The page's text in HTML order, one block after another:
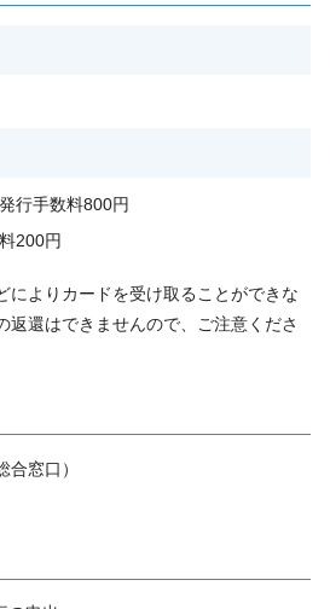
行手数料800円
200円
よりカードを受け取ることができな
返還はできませんので、ご注意くださ
窓口）